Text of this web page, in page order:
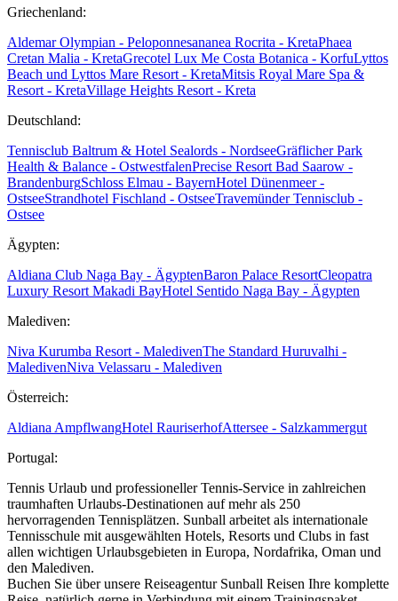
Griechenland:
Aldemar Olympian - Peloponnesananea Rocrita - KretaPhaea
Cretan Malia - KretaGrecotel Lux Me Costa Botanica - KorfuLyttos
Beach und Lyttos Mare Resort - KretaMitsis Royal Mare Spa &
Resort - KretaVillage Heights Resort - Kreta
Deutschland:
Tennisclub Baltrum & Hotel Sealords - NordseeGräflicher Park
Health & Balance - OstwestfalenPrecise Resort Bad Saarow -
BrandenburgSchloss Elmau - BayernHotel Dünenmeer -
OstseeStrandhotel Fischland - OstseeTravemünder Tennisclub -
Ostsee
Ägypten:
Aldiana Club Naga Bay - ÄgyptenBaron Palace ResortCleopatra
Luxury Resort Makadi BayHotel Sentido Naga Bay - Ägypten
Malediven:
Niva Kurumba Resort - MaledivenThe Standard Huruvalhi -
MaledivenNiva Velassaru - Malediven
Österreich:
Aldiana AmpflwangHotel RauriserhofAttersee - Salzkammergut
Portugal:
Tennis Urlaub und professioneller Tennis-Service in zahlreichen
traumhaften Urlaubs-Destinationen auf mehr als 250
hervorragenden Tennisplätzen. Sunball arbeitet als internationale
Tennisschule mit ausgewählten Hotels, Resorts und Clubs in fast
allen wichtigen Urlaubsgebieten in Europa, Nordafrika, Oman und
den Malediven.
Buchen Sie über unsere Reiseagentur Sunball Reisen Ihre komplette